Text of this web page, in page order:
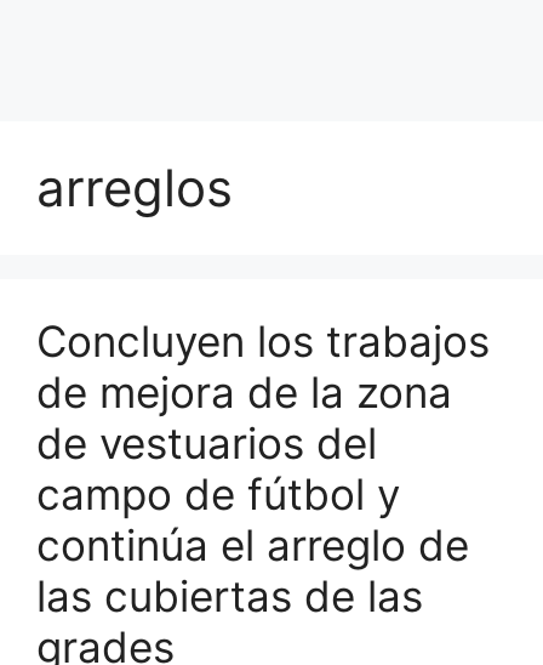
arreglos
Concluyen los trabajos
de mejora de la zona
de vestuarios del
campo de fútbol y
continúa el arreglo de
las cubiertas de las
grades